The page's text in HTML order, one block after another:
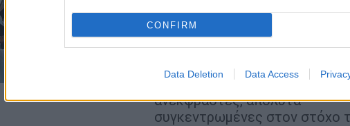
CONFIRM
Data Deletion Data Access
αντίθεση με τη στάση που
επιδείξει οι ίδιες λίγες
νωρίτερα στη Νότια Κορέα,
καθ' όλη τη διάρκεια της
διοργάνωσης παρέμειναν
ανέκφραστες, απόλυτα
συγκεντρωμένες στον στόχο